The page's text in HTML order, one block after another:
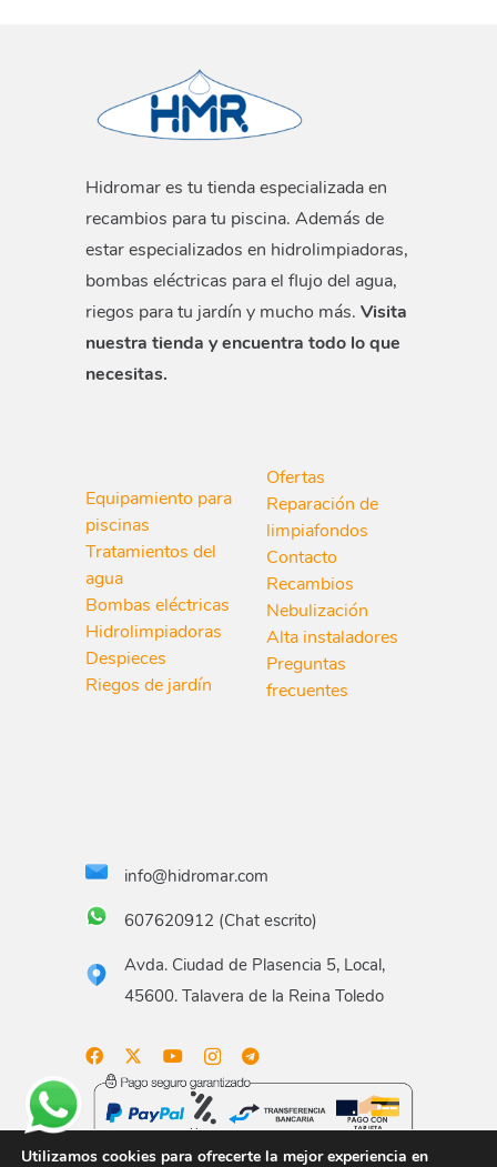
Hidromar es tu tienda especializada en
recambios para tu piscina. Además de
estar especializados en hidrolimpiadoras,
bombas eléctricas para el flujo del agua,
riegos para tu jardín y mucho más. Visita
nuestra tienda y encuentra todo lo que
necesitas.
Equipamiento para
piscinas
Tratamientos del
agua
Bombas eléctricas
Hidrolimpiadoras
Despieces
Riegos de jardín
Ofertas
Reparación de
limpiafondos
Contacto
Recambios
Nebulización
Alta instaladores
Preguntas
frecuentes
info@hidromar.com
607620912 (Chat escrito)
Avda. Ciudad de Plasencia 5, Local,
45600. Talavera de la Reina Toledo
Utilizamos cookies para ofrecerte la mejor experiencia en